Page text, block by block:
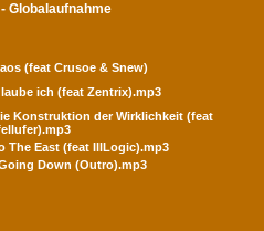
Globalaufnahme
(feat Crusoe & Snew)
ich (feat Zentrix).mp3
Konstruktion der Wirklichkeit (feat
The East (feat IllLogic).mp3
Down (Outro).mp3